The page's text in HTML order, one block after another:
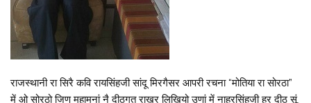
राजस्थानी रा सिरै कवि रायसिंहजी सांदू मिरगैसर आपरी रचना “मोतिया रा सोरठा”
में ओ सोरठो जिण महामनां नै दीठगत राखर लिखियो उणां में नाहरसिंहजी हर दीठ सूं